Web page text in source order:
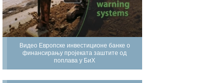
Видео Европске инвестиционе банке о
финансирању пројеката заштите од
поплава у БиХ